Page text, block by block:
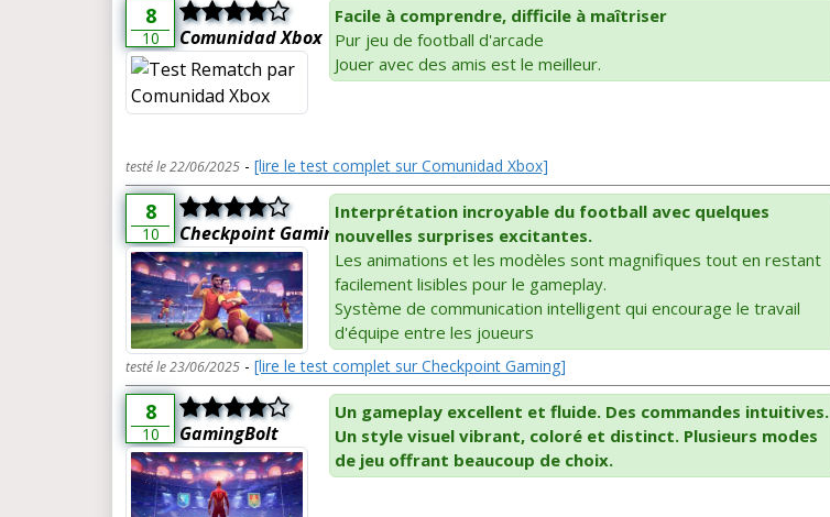
8
10 Comunidad Xbox
Facile à comprendre, difficile à maîtriser
Pur jeu de football d'arcade
Jouer avec des amis est le meilleur.
testé le 22/06/2025 - [lire le test complet sur Comunidad Xbox]
8
10 Checkpoint Gaming
Interprétation incroyable du football avec quelques
nouvelles surprises excitantes.
Les animations et les modèles sont magnifiques tout en restant
facilement lisibles pour le gameplay.
Système de communication intelligent qui encourage le travail
d'équipe entre les joueurs
testé le 23/06/2025 - [lire le test complet sur Checkpoint Gaming]
8
10 GamingBolt
Un gameplay excellent et fluide. Des commandes intuitives.
Un style visuel vibrant, coloré et distinct. Plusieurs modes
de jeu offrant beaucoup de choix.